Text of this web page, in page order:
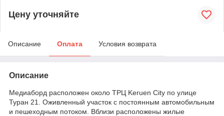
Цену уточняйте
Описание Оплата Условия возврата
Описание
Медиаборд расположен около ТРЦ Keruen City по улице
Туран 21. Оживленный участок с постоянным автомобильным
и пешеходным потоком. Вблизи расположены жилые